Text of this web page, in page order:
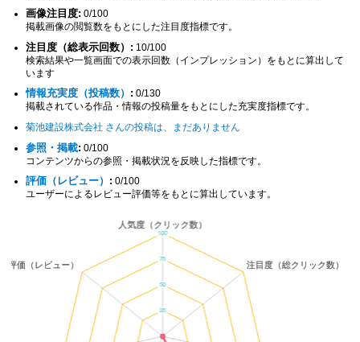
画像注目度: 0/100
掲載画像の閲覧数をもとにした注目度指標です。
注目度（総表示回数）: 10/100
検索結果や一覧画面での表示回数（インプレッション）をもとに算出して
います
情報充実度（投稿数） : 0/130
掲載されている作品・情報の投稿量をもとにした充実度指標です。
菊池建設株式会社 さんの投稿は、まだありません
参照・掲載: 0/100
コンテンツからの参照・掲載状況を反映した指標です。
評価（レビュー） : 0/100
ユーザーによるレビュー評価等をもとに算出しています。